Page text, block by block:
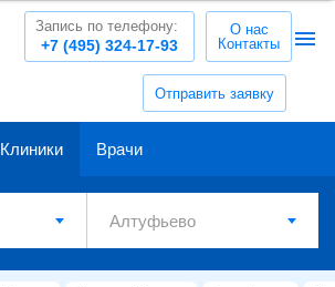
Отправить заявку
+7 (495) 324-17-93
Запись по телефону:
О нас
Контакты
Клиники Врачи